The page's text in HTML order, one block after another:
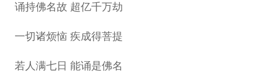
诵持佛名故 超亿千万劫
一切诸烦恼 疾成得菩提
若人满七日 能诵是佛名